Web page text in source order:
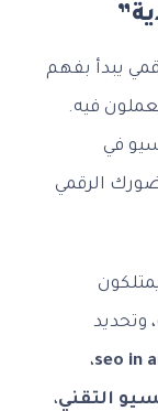
يبدأ بفهم
فيه.
في
الرقمي
وتحديد
seo in،
التقني،